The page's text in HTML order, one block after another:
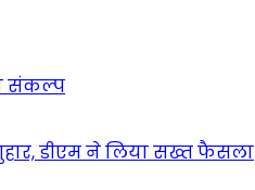
संकल्प
डीएम ने लिया सख्त फैसला